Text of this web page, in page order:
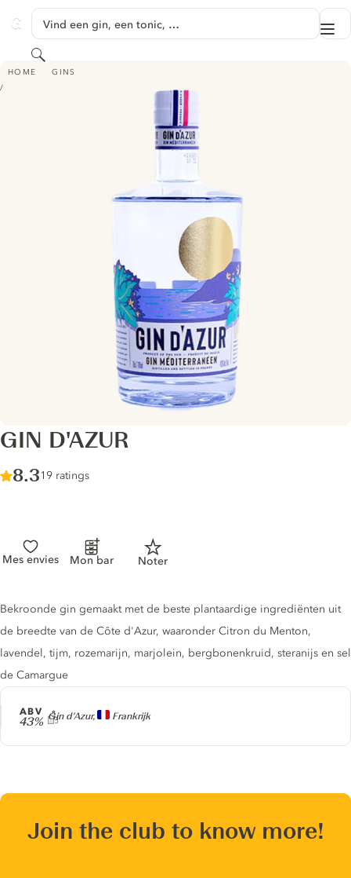
GINVENTORY
Vind een gin, een tonic, …
Zoeken
HOME GINS
GIN D'AZUR
GIN D'AZUR
Score :
8.3/ 10
19 ratings
Mes envies Mon bar Noter
Producer
Gin d'Azur, Frankrijk
ABV
43%
Gin description
Bekroonde gin gemaakt met de beste plantaardige ingrediënten uit
de breedte van de Côte d'Azur, waaronder Citron du Menton,
lavendel, tijm, rozemarijn, marjolein, bergbonenkruid, steranijs en sel
de Camargue
Join the club to know more!